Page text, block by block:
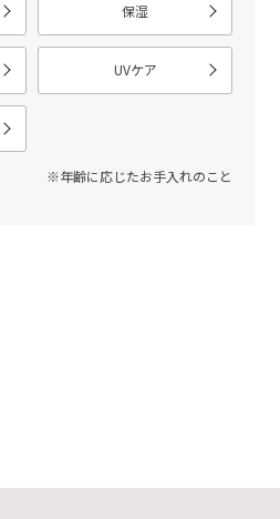
保湿
UVケア
※年齢に応じたお手入れのこと